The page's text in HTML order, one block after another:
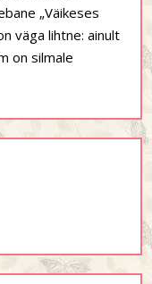
„Väikeses
väga lihtne: ainult
on silmale